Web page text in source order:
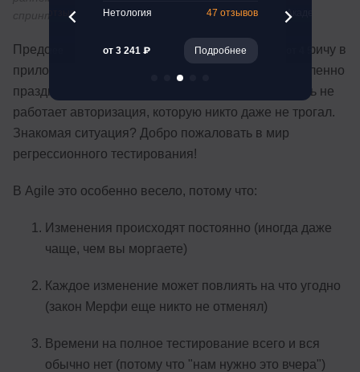
Представьте себе: вы добавляете новую крутую фичу в
приложение, всё работает идеально, вы уже мысленно
празднуете победу... И тут оказывается, что теперь не
работает авторизация, которую никто даже не трогал.
Знакомая ситуация? Добро пожаловать в мир
регрессионного тестирования!
В Agile это особенно весело, потому что:
Изменения происходят постоянно (иногда даже
чаще, чем вы моргаете)
Каждое изменение может повлиять на что угодно
(закон Мерфи еще никто не отменял)
Времени на полное тестирование всего и вся
обычно нет (потому что "нам нужно это вчера")
21 отзыв
Подробнее
Нетология 47 отзывов
от 3 241 ₽ Подробнее
Академия
от 4 591 ₽